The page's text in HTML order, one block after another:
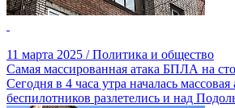
11 марта 2025 / Политика и общество
Самая массированная атака БПЛА на
Сегодня в 4 часа утра началась
беспилотников разлетелись и над